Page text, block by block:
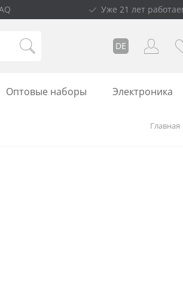
Уже 21 лет
DE
Оптовые наборы Электроника
Главная